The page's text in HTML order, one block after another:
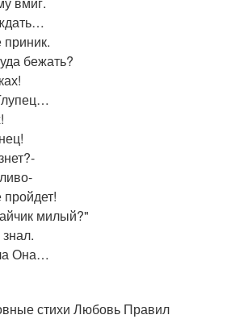
бежать?
милый?"
Она…
стихи Любовь Правил